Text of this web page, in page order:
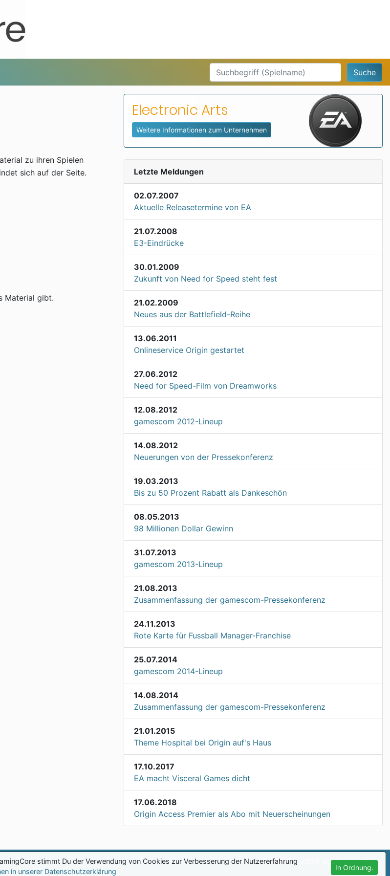
stimmt Du der Verwendung von Cookies zur Verbesserung der Nutzererfahrung
in unserer Datenschutzerklärung In Ordnung.
Suche
zu ihren Spielen
sich auf der Seite.
Material gibt.
Electronic Arts
Weitere Informationen zum Unternehmen
Letzte Meldungen
02.07.2007
Aktuelle Releasetermine von EA
21.07.2008
E3-Eindrücke
30.01.2009
Zukunft von Need for Speed steht fest
21.02.2009
Neues aus der Battlefield-Reihe
13.06.2011
Onlineservice Origin gestartet
27.06.2012
Need for Speed-Film von Dreamworks
12.08.2012
gamescom 2012-Lineup
14.08.2012
Neuerungen von der Pressekonferenz
19.03.2013
Bis zu 50 Prozent Rabatt als Dankeschön
08.05.2013
98 Millionen Dollar Gewinn
31.07.2013
gamescom 2013-Lineup
21.08.2013
Zusammenfassung der gamescom-Pressekonferenz
24.11.2013
Rote Karte für Fussball Manager-Franchise
25.07.2014
gamescom 2014-Lineup
14.08.2014
Zusammenfassung der gamescom-Pressekonferenz
21.01.2015
Theme Hospital bei Origin auf's Haus
17.10.2017
EA macht Visceral Games dicht
17.06.2018
Origin Access Premier als Abo mit Neuerscheinungen
© 2006 - 2026 by GamingCore.